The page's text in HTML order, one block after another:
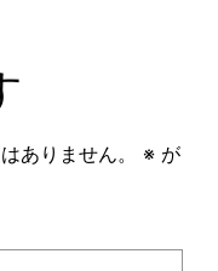
ありません。 ※が